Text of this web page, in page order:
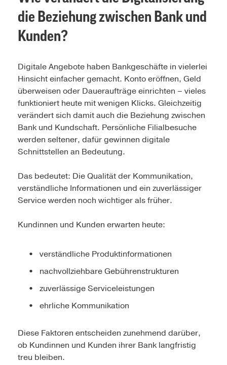
die Beziehung zwischen Bank und
Kunden?
Digitale Angebote haben Bankgeschäfte in vielerlei
Hinsicht einfacher gemacht. Konto eröffnen, Geld
überweisen oder Daueraufträge einrichten – vieles
funktioniert heute mit wenigen Klicks. Gleichzeitig
verändert sich damit auch die Beziehung zwischen
Bank und Kundschaft. Persönliche Filialbesuche
werden seltener, dafür gewinnen digitale
Schnittstellen an Bedeutung.
Das bedeutet: Die Qualität der Kommunikation,
verständliche Informationen und ein zuverlässiger
Service werden noch wichtiger als früher.
Kundinnen und Kunden erwarten heute:
verständliche Produktinformationen
nachvollziehbare Gebührenstrukturen
zuverlässige Serviceleistungen
ehrliche Kommunikation
Diese Faktoren entscheiden zunehmend darüber,
ob Kundinnen und Kunden ihrer Bank langfristig
treu bleiben.